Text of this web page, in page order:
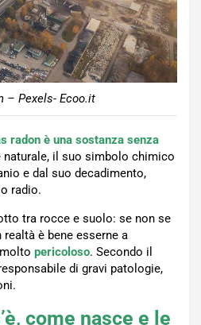
– Pexels- Ecoo.it
radon è una sostanza senza
naturale, il suo simbolo chimico
e dal suo decadimento,
radio.
tra rocce e suolo: se non se
realtà è bene esserne a
pericoloso. Secondo il
di gravi patologie,
come nasce e le